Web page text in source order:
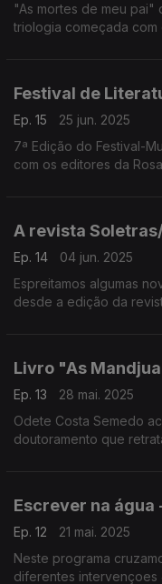
"As mortes de meu pai"
triologia começada
Festival de
Ep. 15
25 jun. 2025
7ª Edição do Festival-
com os editores da
A revista
Ep. 14
04 jun. 2025
Espreitamos algumas
desde a edição da
Livro "As
Ep. 13
28 mai. 2025
Odete Costa Semedo
doutoramento que
Escrever na água
Ep. 12
21 mai. 2025
Neste programa
diferentes intervençoes Jean Michel Mabeko Tally, Odete